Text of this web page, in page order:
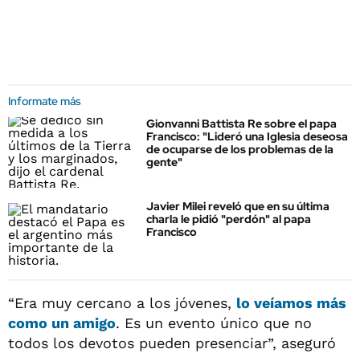
Informate más
Gionvanni Battista Re sobre el papa
Francisco: "Lideró una Iglesia deseosa
de ocuparse de los problemas de la
gente"
Javier Milei reveló que en su última
charla le pidió "perdón" al papa
Francisco
“Era muy cercano a los jóvenes, lo veíamos más
como un amigo. Es un evento único que no
todos los devotos pueden presenciar”, aseguró